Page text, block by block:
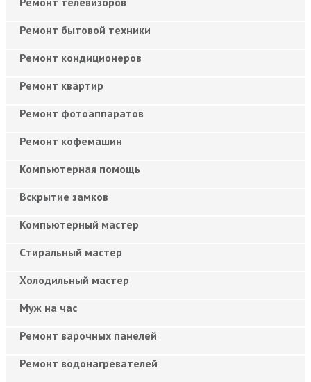
Ремонт бытовой техники
Ремонт кондиционеров
Ремонт квартир
Ремонт фотоаппаратов
Ремонт кофемашин
Компьютерная помощь
Вскрытие замков
Компьютерный мастер
Cтиральный мастер
Холодильный мастер
Муж на час
Ремонт варочных панелей
Ремонт водонагревателей